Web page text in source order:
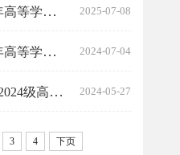
湖南师范大学2025年高等学历继续教育招生简章 2025-07-08
湖南师范大学2024年高等学历继续教育招生简章 2024-07-04
关于瞿思旭等776名2024级高等学历继续教育学生拟作“放弃入学资格”处... 2024-05-27
3 4 下页